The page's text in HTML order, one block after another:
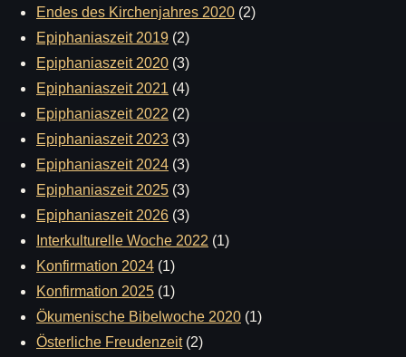
Endes des Kirchenjahres 2020 (2)
Epiphaniaszeit 2019 (2)
Epiphaniaszeit 2020 (3)
Epiphaniaszeit 2021 (4)
Epiphaniaszeit 2022 (2)
Epiphaniaszeit 2023 (3)
Epiphaniaszeit 2024 (3)
Epiphaniaszeit 2025 (3)
Epiphaniaszeit 2026 (3)
Interkulturelle Woche 2022 (1)
Konfirmation 2024 (1)
Konfirmation 2025 (1)
Ökumenische Bibelwoche 2020 (1)
Österliche Freudenzeit(2)